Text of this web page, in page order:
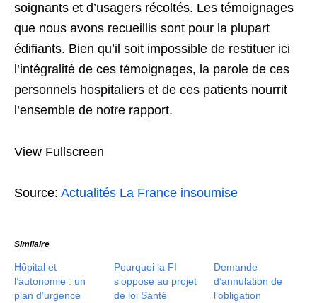
soignants et d’usagers récoltés. Les témoignages
que nous avons recueillis sont pour la plupart
édifiants. Bien qu’il soit impossible de restituer ici
l’intégralité de ces témoignages, la parole de ces
personnels hospitaliers et de ces patients nourrit
l’ensemble de notre rapport.
View Fullscreen
Source: Actualités La France insoumise
Similaire
Hôpital et
l’autonomie : un
plan d’urgence
Pourquoi la FI
s’oppose au projet
de loi Santé
Demande
d’annulation de
l’obligation